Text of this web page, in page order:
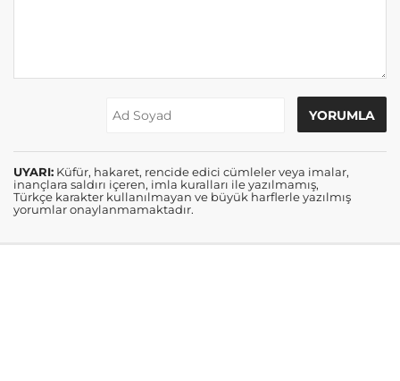
UYARI: Küfür, hakaret, rencide edici cümleler veya imalar,
inançlara saldırı içeren, imla kuralları ile yazılmamış,
Türkçe karakter kullanılmayan ve büyük harflerle yazılmış
yorumlar onaylanmamaktadır.